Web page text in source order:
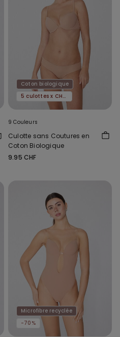
Coton biologique
5 culottes x CHF 29.90
9 Couleurs
Culotte sans Coutures en
Coton Biologique
9.95 CHF
Microfibre recyclée
-70%